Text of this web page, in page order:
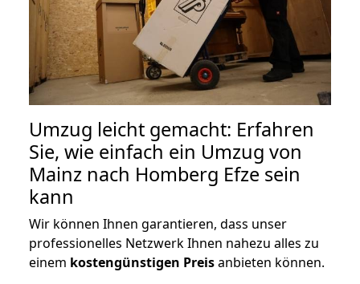
Umzug leicht gemacht: Erfahren
Sie, wie einfach ein Umzug von
Mainz nach Homberg Efze sein
kann
Wir können Ihnen garantieren, dass unser
professionelles Netzwerk Ihnen nahezu alles zu
einem kostengünstigen Preisanbieten können.